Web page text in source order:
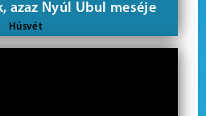
azaz Nyúl Ubul meséje
Húsvét